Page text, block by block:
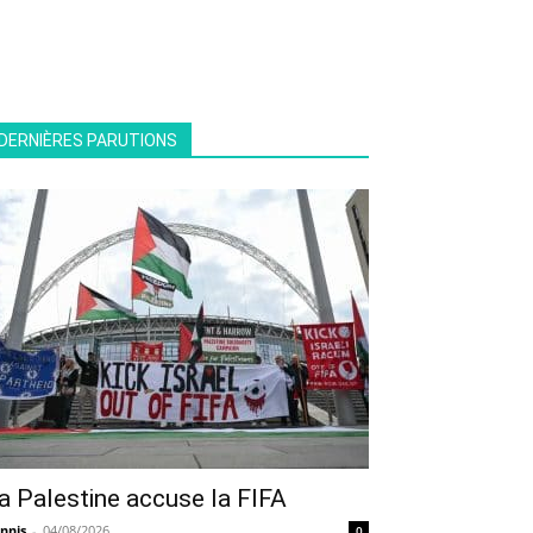
PARUTIONS
Palestine accuse la FIFA